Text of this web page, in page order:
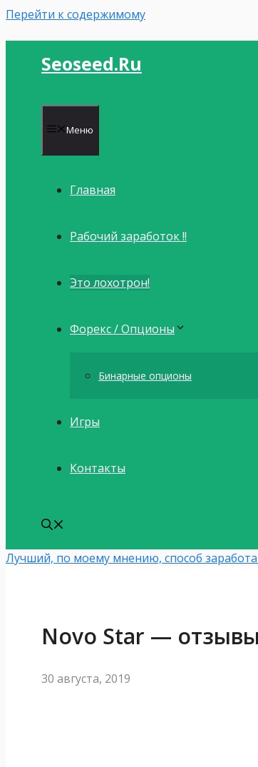
Перейти к содержимому
Seoseed.ru
Меню
Главная
Рабочий заработок !!
Это лохотрон!
Форекс / Опционы
Бинарные опционы
Игры
Контакты
Лучший, по моему мнению, способ
Novo Star —
30 августа, 2019